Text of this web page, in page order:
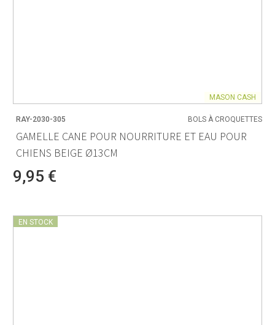
MASON CASH
RAY-2030-305 BOLS À CROQUETTES
GAMELLE CANE POUR NOURRITURE ET EAU POUR
CHIENS BEIGE Ø13CM
9,95 €
EN STOCK